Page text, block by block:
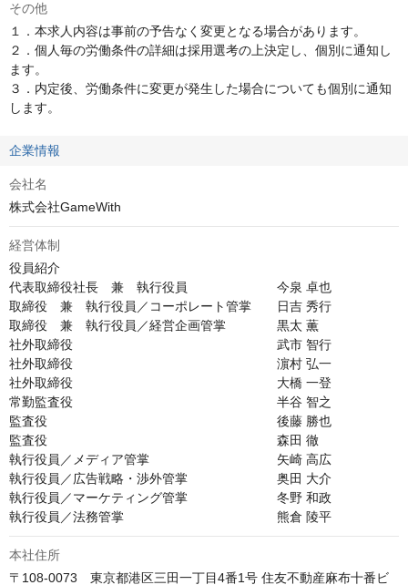
その他
１．本求人内容は事前の予告なく変更となる場合があります。
２．個人毎の労働条件の詳細は採用選考の上決定し、個別に通知し
ます。
３．内定後、労働条件に変更が発生した場合についても個別に通知
します。
企業情報
会社名
株式会社GameWith
経営体制
役員紹介
代表取締役社長　兼　執行役員　　　　　　　今泉 卓也
取締役　兼　執行役員／コーポレート管掌　　日吉 秀行
取締役　兼　執行役員／経営企画管掌　　　　黒太 薫
社外取締役　　　　　　　　　　　　　　　　武市 智行
社外取締役　　　　　　　　　　　　　　　　濵村 弘一
社外取締役　　　　　　　　　　　　　　　　大橋 一登
常勤監査役　　　　　　　　　　　　　　　　半谷 智之
監査役　　　　　　　　　　　　　　　　　　後藤 勝也
監査役　　　　　　　　　　　　　　　　　　森田 徹
執行役員／メディア管掌　　　　　　　　　　矢崎 高広
執行役員／広告戦略・渉外管掌　　　　　　　奥田 大介
執行役員／マーケティング管掌　　　　　　　冬野 和政
執行役員／法務管掌　　　　　　　　　　　　熊倉 陵平
本社住所
〒108-0073　東京都港区三田一丁目4番1号 住友不動産麻布十番ビ